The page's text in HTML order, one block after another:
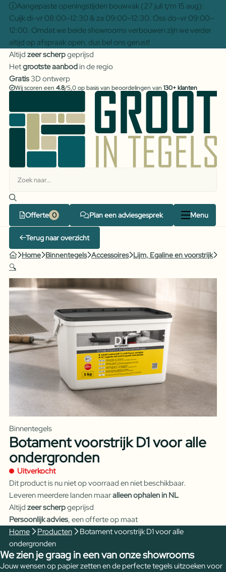
Aangepaste openingstijden bouwvak (27 juli t/m 15 aug):
Cuijk di-vr 08:00–12:30 & za 09:00–12:30. Oss do-vr 09:00–
12:00. Omdat we beide showrooms verbouwen zijn we verder
altijd op afspraak open, dus bel ons gerust!
Altijd zeer scherpgeprijsd
Hetgrootste aanbodin de regio
Gratis3D ontwerp
Wij scoren een 4.8/5,0 op basis van beoordelingen van 130+ klanten
Offerte Plan een adviesgesprek Menu
Terug naar overzicht
Home Binnentegels Accessoires Lijm, Egaline en voorstrijk
🔍
Binnentegels
Botament voorstrijk D1 voor alle
ondergronden
Uitverkocht
Dit product is nu niet op voorraad en niet beschikbaar.
Leveren meerdere landen maaralleen ophalen in NL
Altijd zeer scherpgeprijsd
Persoonlijk advies, een offerte op maat
Home
Producten
Botament voorstrijk D1 voor alle
ondergronden
We zien je graag in een van onze showrooms
Jouw wensen op papier zetten en de perfecte tegels uitzoeken voor